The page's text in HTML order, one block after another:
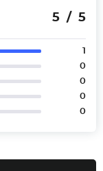
5 / 5
1
0
0
0
0